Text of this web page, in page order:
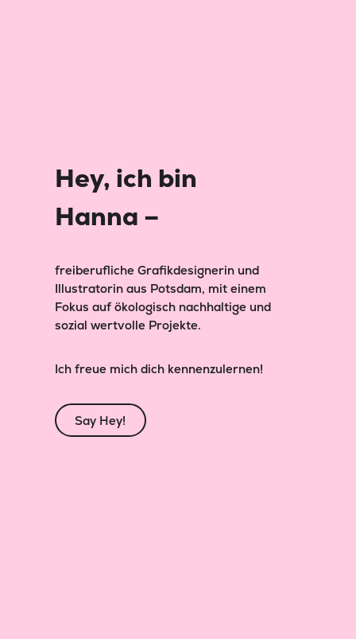
Hey, ich bin
Hanna –
freiberufliche Grafikdesignerin und
Illustratorin aus Potsdam, mit einem
Fokus auf ökologisch nachhaltige und
sozial wertvolle Projekte.
Ich freue mich dich kennenzulernen!
Say Hey!